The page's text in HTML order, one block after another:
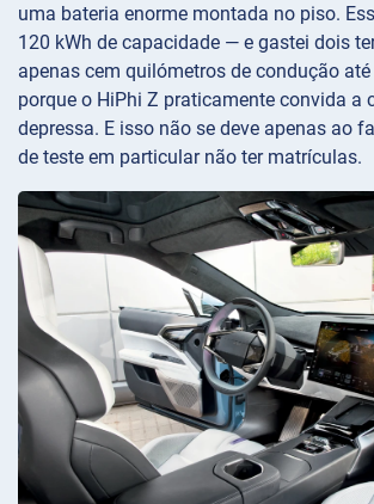
uma bateria enorme montada no piso.
120 kWh de capacidade — e gastei dois
apenas cem quilómetros de condução
porque o HiPhi Z praticamente convida a
depressa. E isso não se deve apenas ao
de teste em particular não ter matrículas.